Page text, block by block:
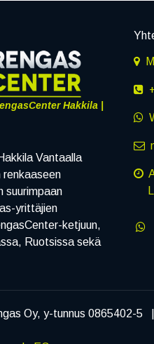
Hakkila |
Vantaalla
renkaaseen
suurimpaan
yrittäjien
ketjuun,
Ruotsissa sekä
Oy, y-tunnus 0865402-5 |